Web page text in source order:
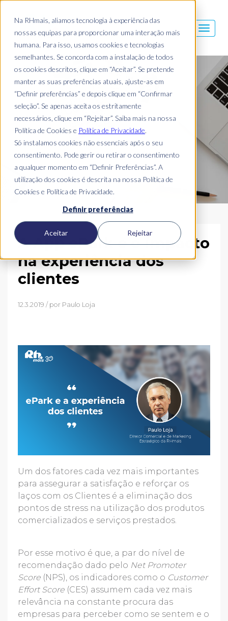
Na RHmais, aliamos tecnologia à experiência das
nossas equipas para proporcionar uma interação mais
humana. Para isso, usamos cookies e tecnologias
semelhantes. Se concorda com a instalação de todos
os cookies descritos, clique em “Aceitar”. Se pretende
manter as suas preferências atuais, ajuste-as em
“Definir preferências” e depois clique em “Confirmar
seleção”. Se apenas aceita os estritamente
necessários, clique em “Rejeitar”. Saiba mais na nossa
Política de Cookies e Política de Privacidade.
Só instalamos cookies não essenciais após o seu
consentimento. Pode gerir ou retirar o consentimento
a qualquer momento em “Definir Preferências”. A
utilização dos cookies é descrita na nossa Política de
Cookies e Política de Privacidade.
Definir preferências
Aceitar Rejeitar
Blog Mais
A App ePark e o impacto
na experiência dos
clientes
12.3.2019 / por Paulo Loja
Um dos fatores cada vez mais importantes
para assegurar a satisfação e reforçar os
laços com os Clientes é a eliminação dos
pontos de stress na utilização dos produtos
comercializados e serviços prestados.
Por esse motivo é que, a par do nível de
recomendação dado pelo Net Promoter
Score (NPS), os indicadores como o Customer
Effort Score (CES) assumem cada vez mais
relevância na constante procura das
empresas para perceber como se sentem e o